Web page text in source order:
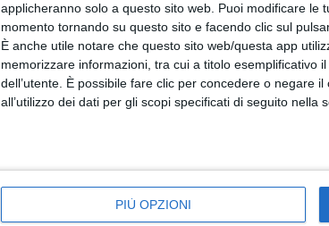
applicheranno solo a questo sito web. Puoi modificare le
momento tornando su questo sito e facendo clic sul
È anche utile notare che questo sito web/questa app
memorizzare informazioni, tra cui a titolo esemplificativo
dell’utente. È possibile fare clic per concedere o negare
all’utilizzo dei dati per gli scopi specificati di seguito nella
PIÙ OPZIONI